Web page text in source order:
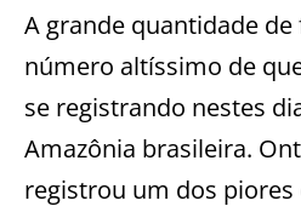
A grande quantidade
número altíssimo de
se registrando nestes
Amazônia brasileira.
registrou um dos piores